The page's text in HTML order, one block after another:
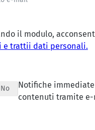
il modulo,
e trattii dati personali.
No
Notifiche
contenuti tramite